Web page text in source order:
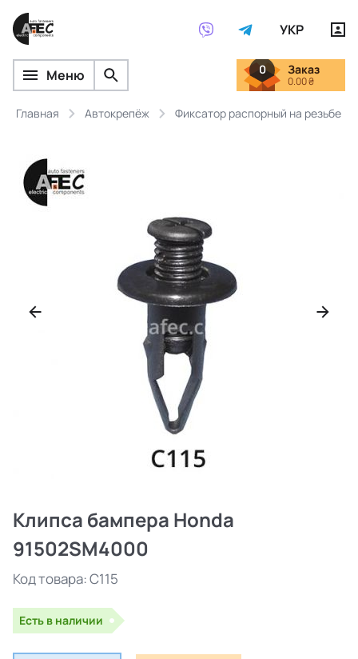
УКР
Меню 0 Заказ
0.00 ₴
Главная Автокрепёж Фиксатор распорный на резьбе
Клипса бампера Honda
91502SM4000
Код товара:C115
Есть в наличии